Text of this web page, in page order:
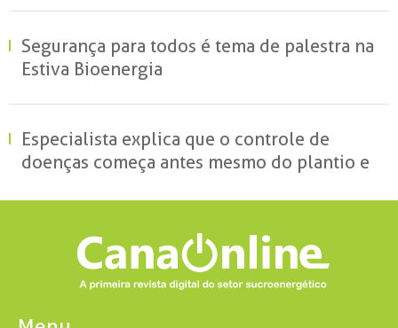
Segurança para todos é tema de palestra na
Estiva Bioenergia
Especialista explica que o controle de
doenças começa antes mesmo do plantio e